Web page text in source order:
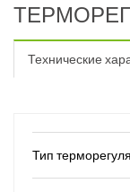
Технические
Тип